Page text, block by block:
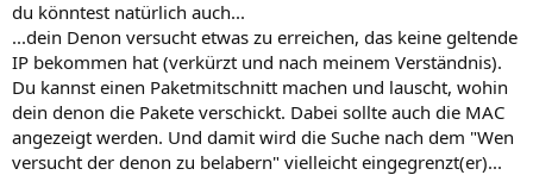
du könntest natürlich auch...
...dein Denon versucht etwas zu erreichen, das keine geltende
IP bekommen hat (verkürzt und nach meinem Verständnis).
Du kannst einen Paketmitschnitt machen und lauscht, wohin
dein denon die Pakete verschickt. Dabei sollte auch die MAC
angezeigt werden. Und damit wird die Suche nach dem "Wen
versucht der denon zu belabern" vielleicht eingegrenzt(er)...